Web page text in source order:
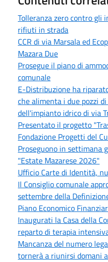
Tolleranza zero contro gli
rifiuti in strada
CCR di via Marsala ed
Mazara Due
Prosegue il piano di
comunale
E-Distribuzione ha
che alimenta i due pozzi
dell'impianto idrico di via
Presentato il progetto
Fondazione Progetti del
Proseguono in settimana
"Estate Mazarese 2026"
Ufficio Carte di Identità,
Il Consiglio comunale
settembre della
Piano Economico
Inaugurati la Casa della
reparto di terapia
Mancanza del numero
tornerà a riunirsi domani